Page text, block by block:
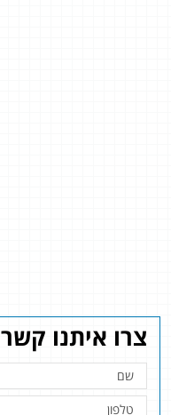
צרו איתנו קשר